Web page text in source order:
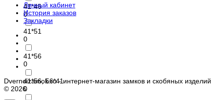
41*46
0
41*51
0
41*56
0
41*56, 56*41
0
Личный кабинет
История заказов
Закладки
Dvernoizamok.ru - интернет-магазин замков и скобяных изделий
© 2026